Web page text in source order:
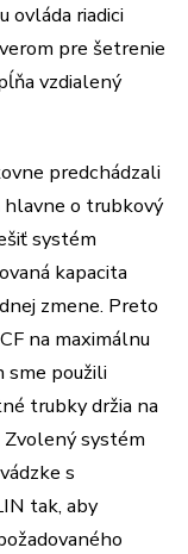
ovláda riadici
pre šetrenie
vzdialený
predchádzali
hlavne o trubkový
systém
kapacita
zmene. Preto
na maximálnu
sme použili
trubky držia na
systém
s
tak, aby